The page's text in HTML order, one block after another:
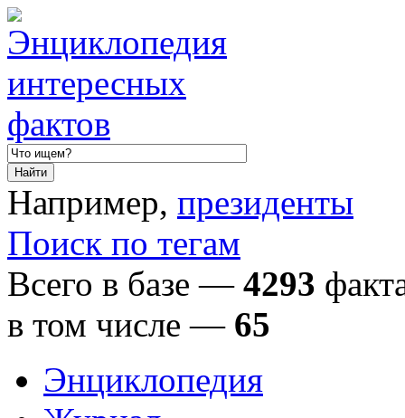
Например, президенты
Поиск по тегам
Всего в базе — 4293
в том числе— 65
Энциклопедия